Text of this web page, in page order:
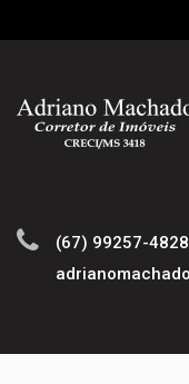
(67) 99257-4828